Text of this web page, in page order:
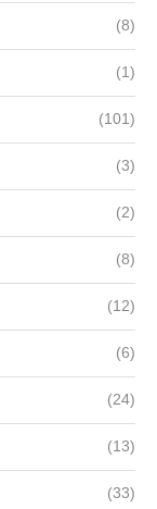
(8)
(1)
(101)
(3)
(2)
(8)
(12)
(6)
(24)
(13)
(33)